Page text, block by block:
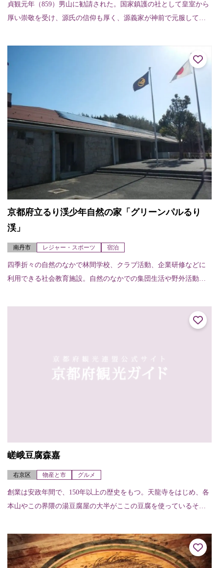
貞観元年（859）男山に勧請された。国家鎮護の社として皇室から
厚い崇敬を受け、源氏の信仰も厚く、源義家が神前で元服して八
に及ぶ。現社殿は...
京都府立るり渓少年自然の家「グリーンパルるり
渓」
南丹市 レジャー・スポーツ 宿泊
四季折々の自然のなかで林間学校、クラブ活動、企業研修などに
利用できる社会教育施設。自然のなかでの集団生活や野外活動を
る。宿泊室（18室）...
嵯峨豆腐森嘉
右京区 物産と市 グルメ
創業は安政年間で、150年以上の歴史をもつ。天龍寺をはじめ、各
本山やこの界隈の湯豆腐屋の大半がここの豆腐を使っているそう
戦後まで木綿しか...